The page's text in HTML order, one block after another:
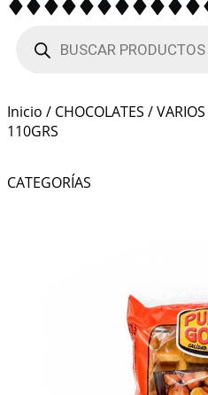
Inicio / CHOCOLATES /VARIOS
110GRS
CATEGORÍAS